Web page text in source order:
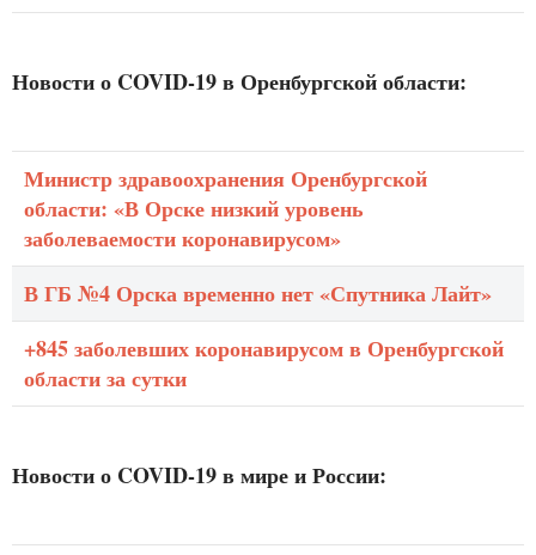
Новости о COVID-19 в Оренбургской области:
Министр здравоохранения Оренбургской
области: «В Орске низкий уровень
заболеваемости коронавирусом»
В ГБ №4 Орска временно нет «Спутника Лайт»
+845 заболевших коронавирусом в Оренбургской
области за сутки
Новости о COVID-19 в мире и России: